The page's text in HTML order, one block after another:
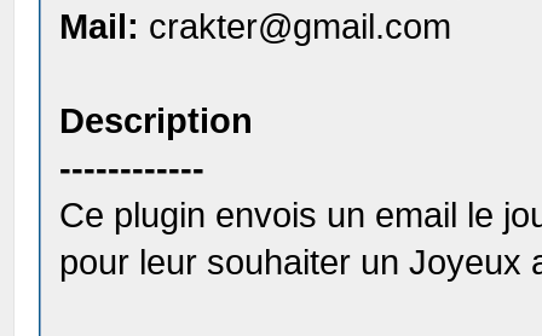
Mail: crakter@gmail.com
Description
------------
Ce plugin envois un email le
pour leur souhaiter un Joyeux